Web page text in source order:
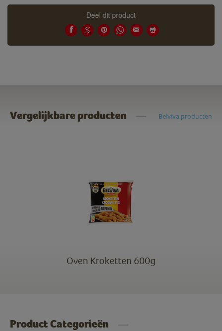
Deel dit product
Vergelijkbare producten Belviva producten
Oven Kroketten 600g
Product Categorieën